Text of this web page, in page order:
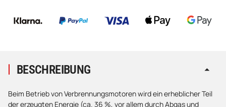
BESCHREIBUNG
Beim Betrieb von Verbrennungsmotoren wird ein erheblicher Teil
der erzeugten Energie (ca. 36 %, vor allem durch Abgas und